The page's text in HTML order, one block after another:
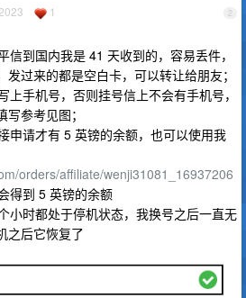
2
1
信到国内我是 41 天收到的，容易丢件，
过来的都是空白卡，可以转让给朋友；
上手机号，否则挂号信上不会有手机号，
参考见图；
申请才有 5 英镑的余额，也可以使用我
orders/affiliate/wenji31081_16937206
得到 5 英镑的余额
小时都处于停机状态，我换号之后一直无
之后它恢复了